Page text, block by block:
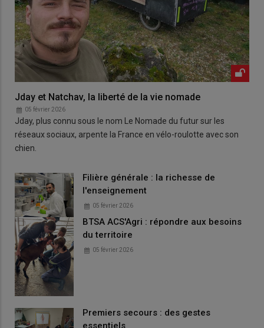
Jday et Natchav, la liberté de la vie nomade
05 février 2026
Jday, plus connu sous le nom Le Nomade du futur sur les
réseaux sociaux, arpente la France en vélo-roulotte avec son
chien.
Filière générale : la richesse de
l'enseignement
05 février 2026
BTSA ACS'Agri : répondre aux besoins
du territoire
05 février 2026
Premiers secours : des gestes
essentiels